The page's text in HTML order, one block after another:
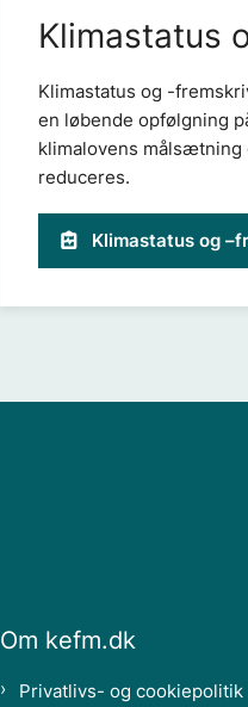
Klimastatus
Klimastatus og -
en løbende opfølgning
klimalovens målsætning
reduceres.
Klimastatus og
Om kefm.dk
Privatlivs- og cookiepolitik